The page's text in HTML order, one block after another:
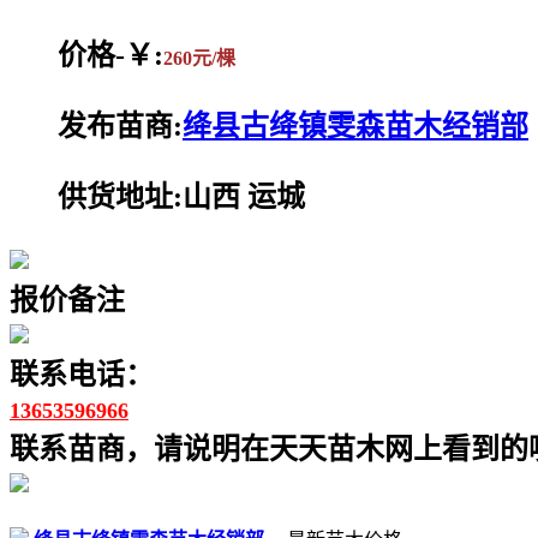
价格-￥:260元/棵
发布苗商:绛县古绛镇雯森苗木经销部
供货地址:山西 运城
报价备注
联系电话：
13653596966
联系苗商，请说明在天天苗木网上看到的